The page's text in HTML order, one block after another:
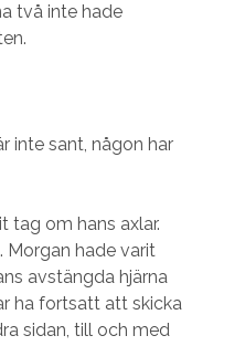
två inte hade
inte sant, någon har
tag om hans axlar.
Morgan hade varit
avstängda hjärna
ha fortsatt att skicka
sidan, till och med